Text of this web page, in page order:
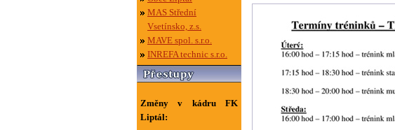
MAS Střední
Vsetínsko, z.s.
MAVE spol. s.r.o.
INREFA technic s.r.o.
Změny v kádru FK
Liptál: